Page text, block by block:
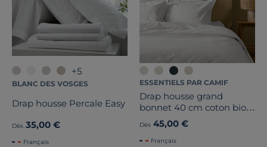
+5
BLANC DES VOSGES
Drap housse Percale Easy
Dès 35,00 €
Français
ESSENTIELS PAR CAMIF
Drap housse grand
bonnet 40 cm coton bio
Fil & Sens
Dès 45,00 €
Français